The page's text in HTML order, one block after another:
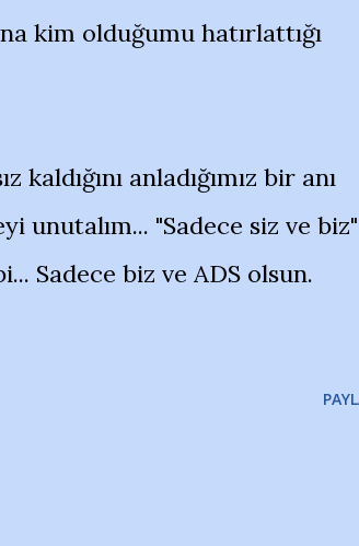
kim olduğumu hatırlattığı
anladığımız bir anı
unutalım... "Sadece siz ve biz"
Sadece biz ve ADS olsun.